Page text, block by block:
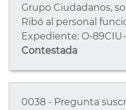
Grupo Ciudadanos,
Ribó al personal
Expediente: O-
Contestada
0038 - Pregunta